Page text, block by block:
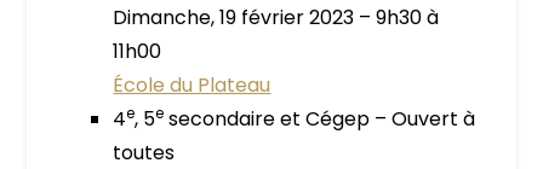
Dimanche, 19 février 2023 – 9h30 à
11h00
École du Plateau
4e, 5e secondaire et Cégep – Ouvert à
toutes